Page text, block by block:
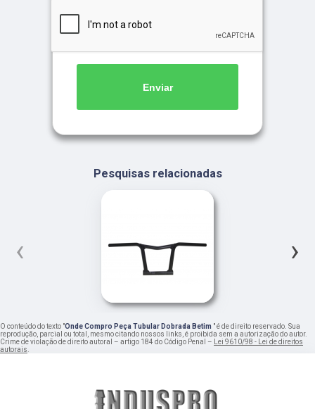
Enviar
Pesquisas relacionadas
‹ ›
O conteúdo do texto "Onde Compro Peça Tubular Dobrada Betim " é de direito reservado. Sua
reprodução, parcial ou total, mesmo citando nossos links, é proibida sem a autorização do autor.
Crime de violação de direito autoral – artigo 184 do Código Penal – Lei 9610/98 - Lei de direitos
autorais.